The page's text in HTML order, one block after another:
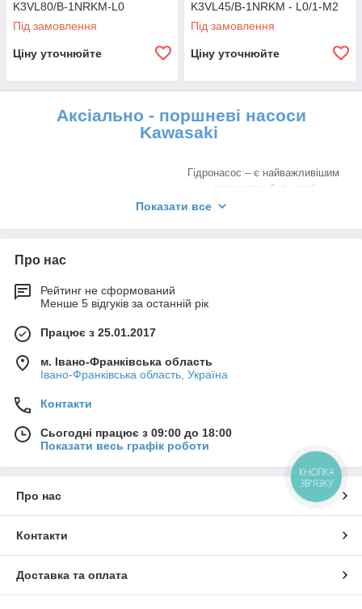
K3VL80/B-1NRKM-L0
Під замовлення
Ціну уточнюйте
K3VL45/B-1NRKM - L0/1-M2
Під замовлення
Ціну уточнюйте
Аксіально - поршневі насоси
Kawasaki
Гідронасос – є найважливішим
елементом будь-якої
гідравлічної системи, без якого
необхідний витрата робочої
Аксіально-поршневий насос -
поршня, паралельно до вісі
вала. Ці насоси
використовуються для
перекачування рідини і
створення високого тиску в
гідравлічних системах. Вони
Показати все
Про нас
Рейтинг не сформований
Менше 5 відгуків за останній рік
Працює з 25.01.2017
м. Івано-Франківська область
Івано-Франківська область, Україна
Контакти
Сьогодні працює з 09:00 до 18:00
Показати весь графік роботи
Про нас
Контакти
Доставка та оплата
КНОПКА
ЗВ'ЯЗКУ